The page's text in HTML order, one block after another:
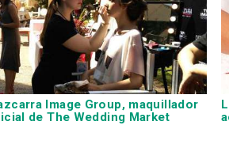
Image Group, maquillador
de The Wedding Market